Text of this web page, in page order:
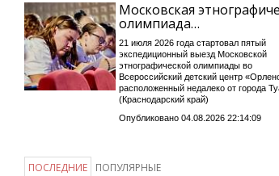
Московская
олимпиада…
21 июля 2026 года стартовал пятый
экспедиционный выезд Московской
этнографической олимпиады во
Всероссийский детский центр
расположенный недалеко от города
(Краснодарский край)
Опубликовано 04.08.2026 22:14:09
ПОСЛЕДНИЕ ПОПУЛЯРНЫЕ